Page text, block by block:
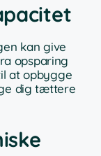
kan give
opsparing
at opbygge
dig tættere